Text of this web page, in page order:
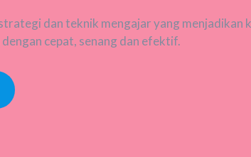
dan teknik mengajar yang menjadikan
cepat, senang dan efektif.